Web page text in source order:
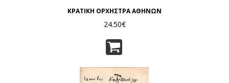
ΚΡΑΤΙΚΗ ΟΡΧΗΣΤΡΑ ΑΘΗΝΩΝ
24.50€